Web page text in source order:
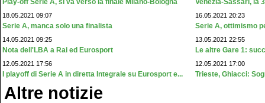
Play-off Serie A, si va verso la finale Milano-Bologna Venezia-Sassari, la
18.05.2021 09:07
Serie A, manca solo una finalista
16.05.2021 20:23
Serie A, ottimismo
14.05.2021 09:25
Nota dell'LBA a Rai ed Eurosport
13.05.2021 22:55
Le altre Gare 1:
12.05.2021 17:56
I playoff di Serie A in diretta Integrale su Eurosport e...
12.05.2021 17:00
Trieste, Ghiacci:
Altre notizie